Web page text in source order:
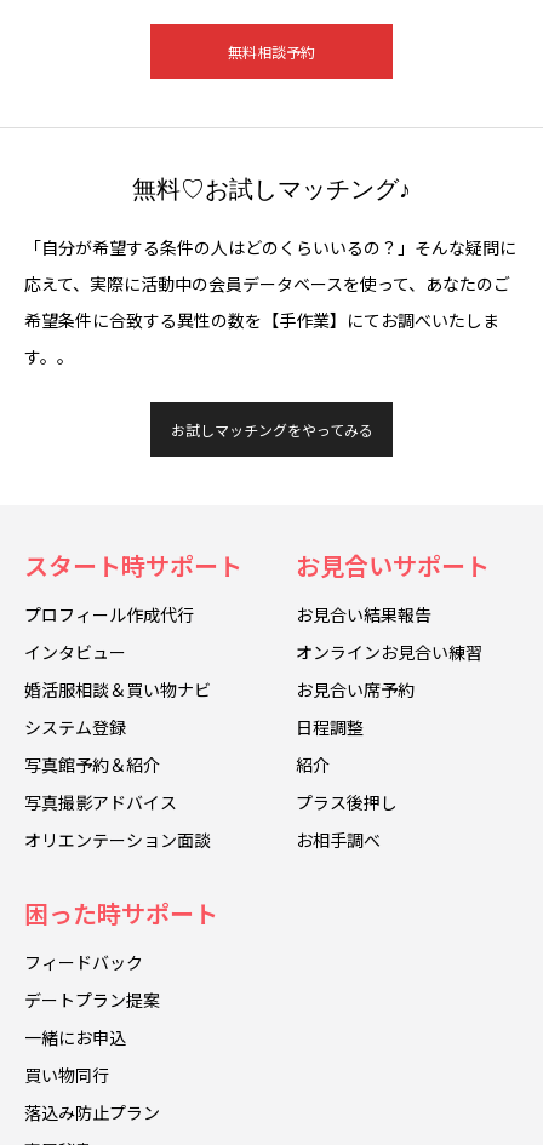
無料相談予約
無料♡お試しマッチング♪
「自分が希望する条件の人はどのくらいいるの？」そんな疑問に
応えて、実際に活動中の会員データベースを使って、あなたのご
希望条件に合致する異性の数を【手作業】にてお調べいたしま
す。。
お試しマッチングをやってみる
スタート時サポート
プロフィール作成代行
インタビュー
婚活服相談＆買い物ナビ
システム登録
写真館予約＆紹介
写真撮影アドバイス
オリエンテーション面談
お見合いサポート
お見合い結果報告
オンラインお見合い練習
お見合い席予約
日程調整
紹介
プラス後押し
お相手調べ
困った時サポート
フィードバック
デートプラン提案
一緒にお申込
買い物同行
落込み防止プラン